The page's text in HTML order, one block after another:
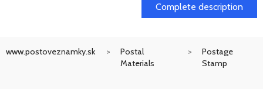
Complete description
www.postoveznamky.sk
Postal
Materials
Postage
Stamp